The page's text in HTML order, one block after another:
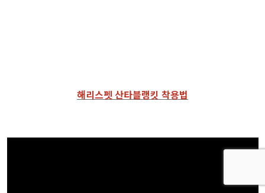
해리스펫 산타블랭킷 착용법